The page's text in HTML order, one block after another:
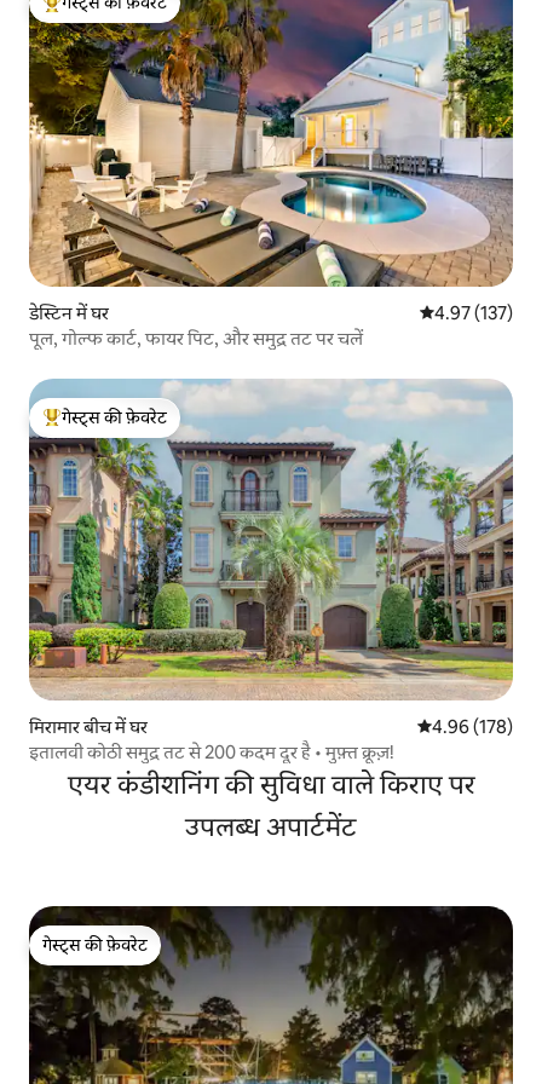
गेस्ट्स का टॉप फ़ेवरेट
डेस्टिन में घर औसत रेटिंग 5 में से
4.97 (137)
पूल, गोल्फ कार्ट, फायर पिट, और समुद्र तट पर चलें
गेस्ट्स का टॉप फ़ेवरेट
गेस्ट्स की फ़ेवरेट
मिरामार बीच में घर औसत रेटिंग 5 में से
4.96 (178)
इतालवी कोठी समुद्र तट से 200 कदम दूर है • मुफ़्त क्रूज़!
एयर कंडीशनिंग की सुविधा वाले किराए पर
उपलब्ध अपार्टमेंट
गेस्ट्स की फ़ेवरेट
गेस्ट्स की फ़ेवरेट